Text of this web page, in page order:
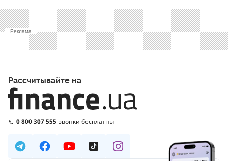
Реклама
Рассчитывайте на
0 800 307 555 звонки бесплатны